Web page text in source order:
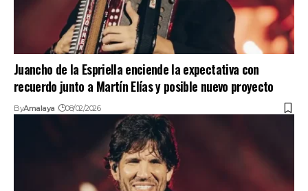
Juancho de la Espriella enciende la expectativa con
recuerdo junto a Martín Elías y posible nuevo proyecto
ByAmalaya 08/02/2026